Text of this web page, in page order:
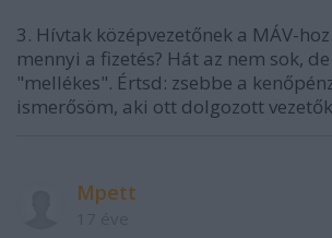
3. Hívtak középvezetőnek a MÁV-
mennyi a fizetés? Hát az nem sok,
"mellékes". Értsd: zsebbe a
ismerősöm, aki ott dolgozott
Mpett